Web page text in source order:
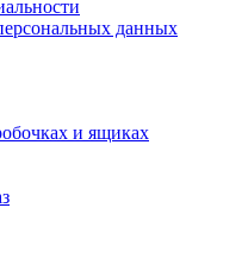
данных
и ящиках